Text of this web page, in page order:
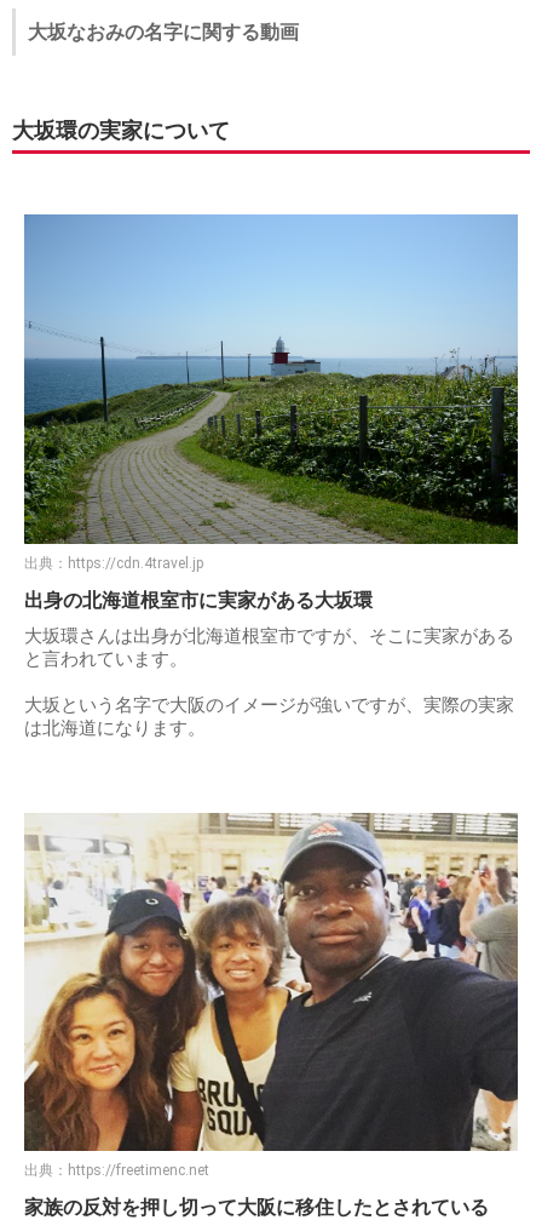
大坂なおみの名字に関する動画
大坂環の実家について
出典： https://cdn.4travel.jp
出身の北海道根室市に実家がある大坂環
大坂環さんは出身が北海道根室市ですが、そこに実家がある
と言われています。
大坂という名字で大阪のイメージが強いですが、実際の実家
は北海道になります。
出典： https://freetimenc.net
家族の反対を押し切って大阪に移住したとされている